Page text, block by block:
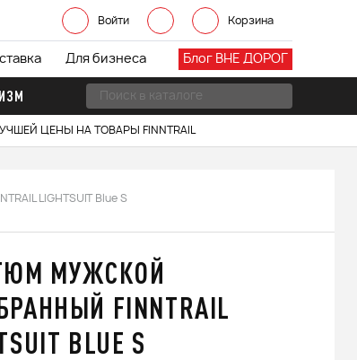
Войти Корзина
Блог ВНЕ ДОРОГ
Для бизнеса
ЦЕНЫ НА ТОВАРЫ FINNTRAIL
LIGHTSUIT Blue S
МУЖСКОЙ
FINNTRAIL
BLUE S